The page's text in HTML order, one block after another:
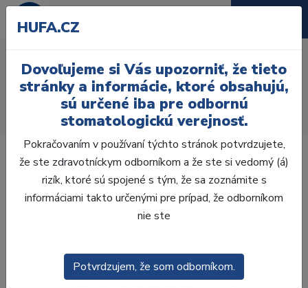
D35, B1
Zuby
AcryRock
AcryRock 1x28 S13-I13-D35, B1
HUFA.CZ
Dovoľujeme si Vás upozorniť, že tieto
stránky a informácie, ktoré obsahujú,
sú určené iba pre odbornú
stomatologickú verejnosť.
Pokračovaním v používaní týchto stránok potvrdzujete,
že ste zdravotníckym odborníkom a že ste si vedomý (á)
rizík, ktoré sú spojené s tým, že sa zoznámite s
informáciami takto určenými pre prípad, že odborníkom
nie ste
Potvrdzujem, že som odborníkom.